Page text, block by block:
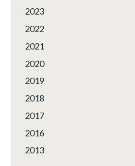
2023
2022
2021
2020
2019
2018
2017
2016
2013